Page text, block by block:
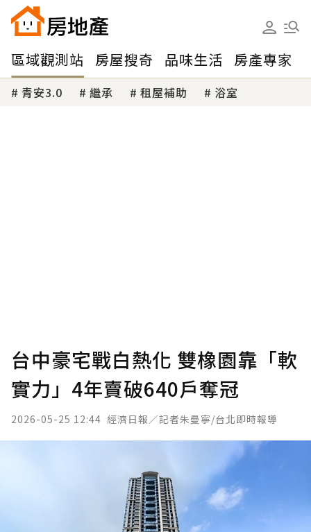
區域觀測站 房屋搜奇 品味生活 房產專家
青安3.0 繼承 租屋補助 浴室
台中豪宅戰白熱化 雙橡園靠「軟
實力」4年賣破640戶奪冠
2026-05-25 12:44 經濟日報／記者朱曼寧/台北即時報導